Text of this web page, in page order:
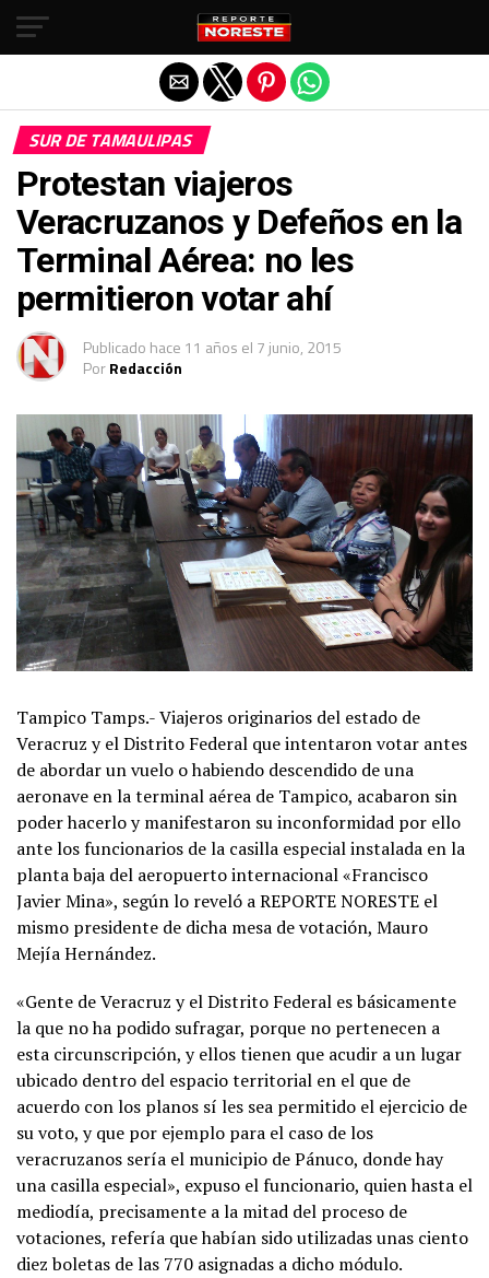
SUR DE TAMAULIPAS
Protestan viajeros
Veracruzanos y Defeños en la
Terminal Aérea: no les
permitieron votar ahí
Publicado hace 11 años el 7 junio, 2015
PorRedacción
Tampico Tamps.- Viajeros originarios del estado de
Veracruz y el Distrito Federal que intentaron votar antes
de abordar un vuelo o habiendo descendido de una
aeronave en la terminal aérea de Tampico, acabaron sin
poder hacerlo y manifestaron su inconformidad por ello
ante los funcionarios de la casilla especial instalada en la
planta baja del aeropuerto internacional «Francisco
Javier Mina», según lo reveló a REPORTE NORESTE el
mismo presidente de dicha mesa de votación, Mauro
Mejía Hernández.
«Gente de Veracruz y el Distrito Federal es básicamente
la que no ha podido sufragar, porque no pertenecen a
esta circunscripción, y ellos tienen que acudir a un lugar
ubicado dentro del espacio territorial en el que de
acuerdo con los planos sí les sea permitido el ejercicio de
su voto, y que por ejemplo para el caso de los
veracruzanos sería el municipio de Pánuco, donde hay
una casilla especial», expuso el funcionario, quien hasta el
mediodía, precisamente a la mitad del proceso de
votaciones, refería que habían sido utilizadas unas ciento
diez boletas de las 770 asignadas a dicho módulo.
Salir de la versión móvil